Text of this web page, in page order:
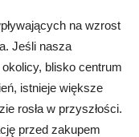
na wzrost
Jeśli nasza
blisko centrum
istnieje większe
rosła w przyszłości.
przed zakupem